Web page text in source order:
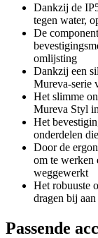
Dankzij de
tegen water,
De
omlijsting
Dankzij een
Mureva-serie
Het slimme
Mureva Styl
Het
onderdelen
Door de
om te werken
weggewerkt
Het robuuste
dragen bij
Passende